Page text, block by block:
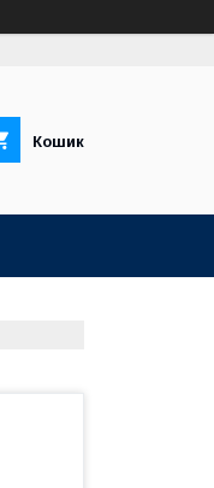
Кошик